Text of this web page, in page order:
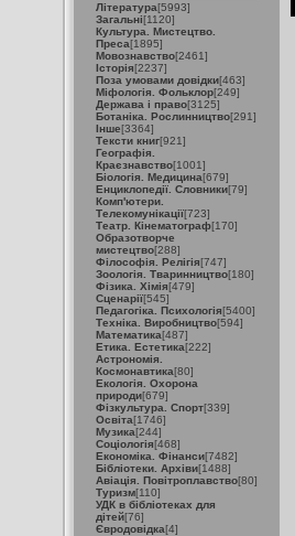
Література[5993]
Загальні[1120]
Культура. Мистецтво.
Преса[1895]
Мовознавство[2461]
Історія[2237]
Поза умовами довідки[463]
Міфологія. Фольклор[249]
Держава і право[3125]
Ботаніка. Рослинництво[291]
Інше[3364]
Тексти книг[921]
Географія.
Краєзнавство[1001]
Біологія. Медицина[679]
Енциклопедії. Словники[79]
Комп'ютери.
Телекомунікації[723]
Театр. Кінематограф[170]
Образотворче
мистецтво[288]
Філософія. Релігія[747]
Зоологія. Тваринництво[180]
Фізика. Хімія[479]
Сценарії[545]
Педагогіка. Психологія[5400]
Техніка. Виробництво[594]
Математика[487]
Етика. Естетика[222]
Астрономія.
Космонавтика[80]
Екологія. Охорона
природи[679]
Фізкультура. Спорт[339]
Освіта[1746]
Музика[244]
Соціологія[468]
Економіка. Фінанси[7482]
Бібліотеки. Архіви[1488]
Авіація. Повітроплавство[80]
Туризм[110]
УДК в бібліотеках для
дітей[76]
Євродовідка[4]